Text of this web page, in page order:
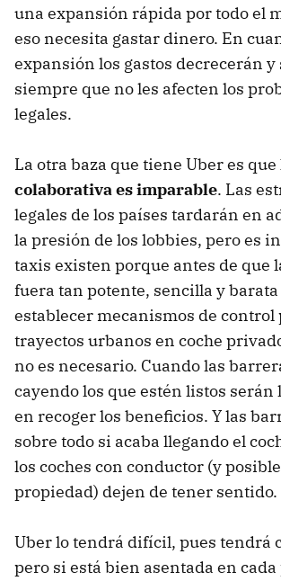
una expansión rápida por todo el
eso necesita gastar dinero. En
expansión los gastos decrecerán
siempre que no les afecten los
legales.
La otra baza que tiene Uber es que
colaborativa es imparable. Las
legales de los países tardarán en
la presión de los lobbies, pero es
taxis existen porque antes de que
fuera tan potente, sencilla y
establecer mecanismos de control
trayectos urbanos en coche
no es necesario. Cuando las
cayendo los que estén listos serán
en recoger los beneficios. Y las
sobre todo si acaba llegando el
los coches con conductor (y
propiedad) dejen de tener sentido.
Uber lo tendrá difícil, pues tendrá
pero si está bien asentada en